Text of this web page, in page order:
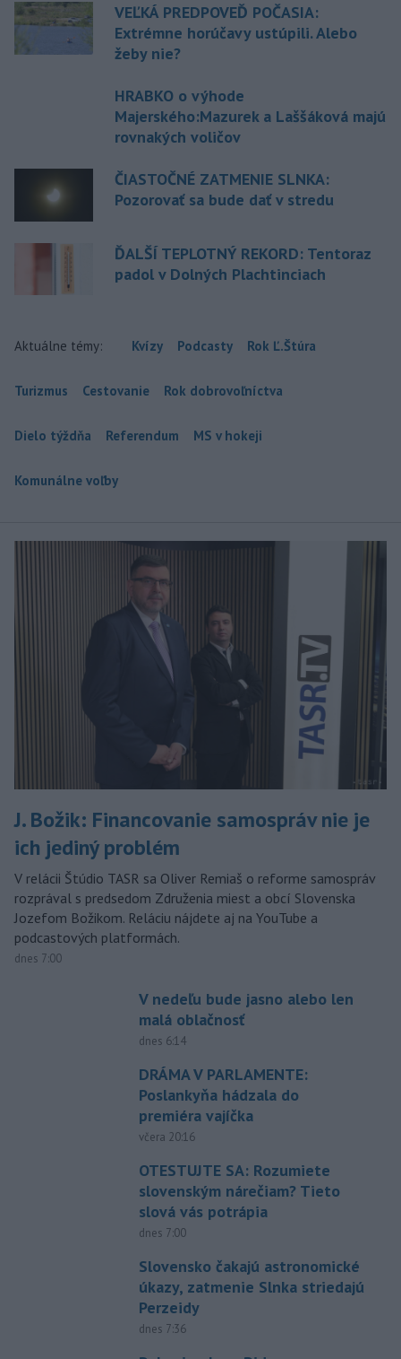
VEĽKÁ PREDPOVEĎ POČASIA:
Extrémne horúčavy ustúpili. Alebo
žeby nie?
HRABKO o výhode
Majerského:Mazurek a Laššáková majú
rovnakých voličov
ČIASTOČNÉ ZATMENIE SLNKA:
Pozorovať sa bude dať v stredu
ĎALŠÍ TEPLOTNÝ REKORD: Tentoraz
padol v Dolných Plachtinciach
Aktuálne témy: Kvízy Podcasty Rok Ľ.Štúra
Turizmus Cestovanie Rok dobrovoľníctva
Dielo týždňa Referendum MS v hokeji
Komunálne voľby
J. Božik: Financovanie samospráv nie je
ich jediný problém
V relácii Štúdio TASR sa Oliver Remiaš o reforme samospráv
rozprával s predsedom Združenia miest a obcí Slovenska
Jozefom Božikom. Reláciu nájdete aj na YouTube a
podcastových platformách.
dnes 7:00
V nedeľu bude jasno alebo len
malá oblačnosť
dnes 6:14
DRÁMA V PARLAMENTE:
Poslankyňa hádzala do
premiéra vajíčka
včera 20:16
OTESTUJTE SA: Rozumiete
slovenským nárečiam? Tieto
slová vás potrápia
dnes 7:00
Slovensko čakajú astronomické
úkazy, zatmenie Slnka striedajú
Perzeidy
dnes 7:36